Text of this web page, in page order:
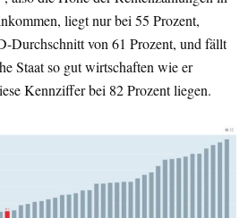
liegt nur bei 55 Prozent,
Durchschnitt von 61 Prozent, und fällt
Staat so gut wirtschaften wie er
Kennziffer bei 82 Prozent liegen.